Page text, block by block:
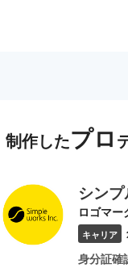
制作したプロ
シン
ロゴマー
キャリア
身分証確